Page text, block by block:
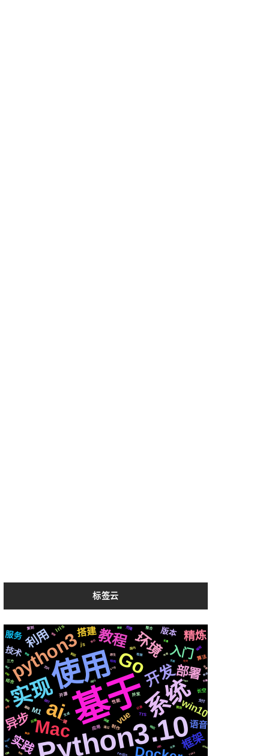
标签云
基于
使用
Python3.10
系统
ai
实现
Go
python3
Mac
开发
环境
教程
异步
部署
利用
实践
入门
框架
精炼
win10
搭建
vue 语音
技术
服务 版本
M1
js
Iris
长空
算法
性能
并发
开源
制作
应用
TTS
一键
redis
结合
支付
克隆
api
三方
整合
复刻
深度
记录
编程
通过
svg
生成
结构
运行
响应
原生
芯片
前后 检测
基础 微软
国内
后端
页面
https
简历
布局
识别
集群
流程
可用
声音
机制
社交
数据
推送
需要
格式
字幕
变量
推荐
场景
Apple
各种
统一
CSS3
github
切换